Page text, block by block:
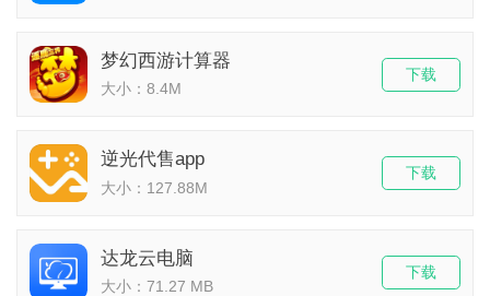
梦幻西游计算器
大小：8.4M
下载
逆光代售app
大小：127.88M
下载
达龙云电脑
大小：71.27 MB
下载